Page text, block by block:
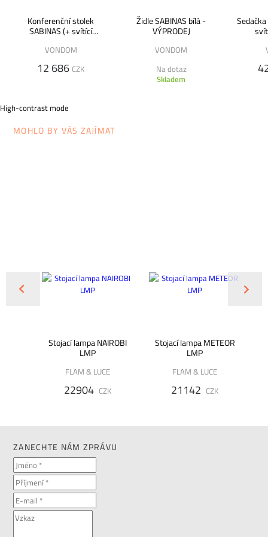
Konferenční stolek
SABINAS (+ svítící
VONDOM
12 686 CZK
Židle SABINAS bílá -
VÝPRODEJ
VONDOM
Na dotaz
Skladem
High-contrast mode
MOHLO BY VÁS ZAJÍMAT
Stojací lampa NAIROBI
LMP
FLAM & LUCE
22904 CZK
Stojací lampa METEOR
LMP
FLAM & LUCE
21142 CZK
ZANECHTE NÁM ZPRÁVU